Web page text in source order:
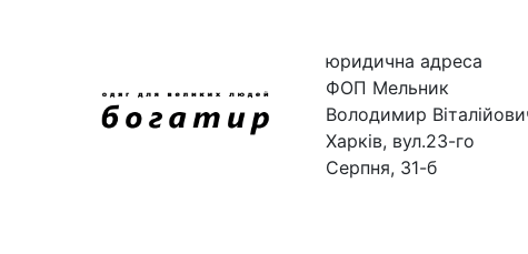
юридична адреса
ФОП Мельник
Володимир
Харків, вул.23-го
Серпня, 31-б